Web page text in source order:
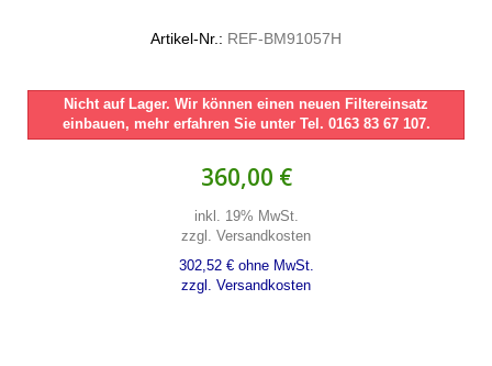
Artikel-Nr.: REF-BM91057H
Nicht auf Lager. Wir können einen neuen Filtereinsatz
einbauen, mehr erfahren Sie unter Tel. 0163 83 67 107.
360,00 €
inkl. 19% MwSt.
zzgl. Versandkosten
302,52 € ohne MwSt.
zzgl. Versandkosten